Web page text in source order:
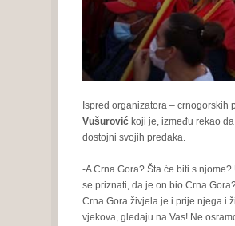
Ispred organizatora –
Vušurovićkoji je, između rekao
dostojni svojih predaka.
-A Crna Gora? Šta će biti s
se priznati, da je on bio Crna
Crna Gora živjela je i prije njega i
vjekova, gledaju na Vas! Ne